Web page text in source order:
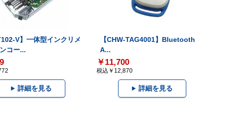
V】一体型インクリメ
コー...
詳細を見る
【CHW-TAG4001】Bluetooth
A...
￥11,700
税込￥12,870
詳細を見る